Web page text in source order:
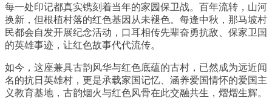
每一处印记都真实镌刻着当年的家园保卫战。百年流转，山河
换新，但根植村落的红色基因从未褪色。每逢中秋，那马坡村
民都会自发开展纪念活动，口耳相传先辈奋勇抗敌、保家卫国
的英雄事迹，让红色故事代代流传。
如今，这座兼具古韵风华与红色底蕴的古村，已然成为远近闻
名的抗日英雄村，更是承载家国记忆、涵养爱国情怀的爱国主
义教育基地，古韵烟火与红色风骨在此交融共生，熠熠生辉。